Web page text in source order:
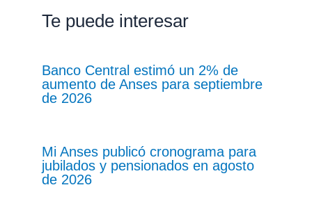
Te puede interesar
Banco Central estimó un 2% de
aumento de Anses para septiembre
de 2026
Mi Anses publicó cronograma para
jubilados y pensionados en agosto
de 2026